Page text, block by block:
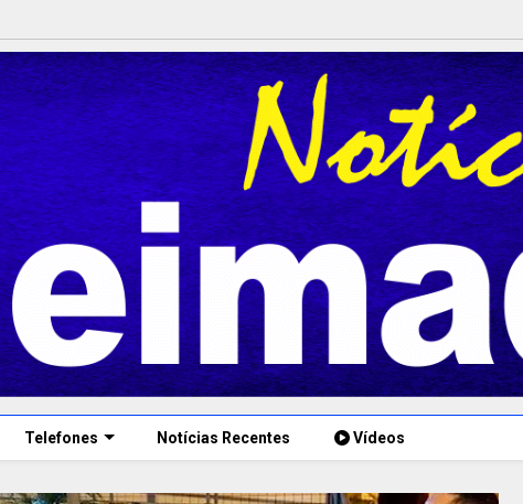
Telefones Notícias Recentes Vídeos